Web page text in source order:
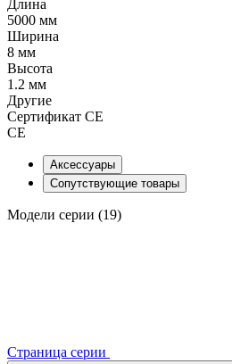
Длина
5000 мм
Ширина
8 мм
Высота
1.2 мм
Другие
Сертификат CE
CE
Аксессуары
Сопутствующие товары
Модели серии (19)
Страница серии